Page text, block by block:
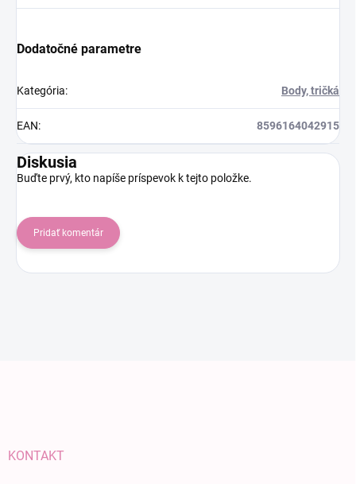
Dodatočné parametre
Kategória: Body, tričká
EAN: 8596164042915
Diskusia
Buďte prvý, kto napíše príspevok k tejto položke.
Pridať komentár
KONTAKT